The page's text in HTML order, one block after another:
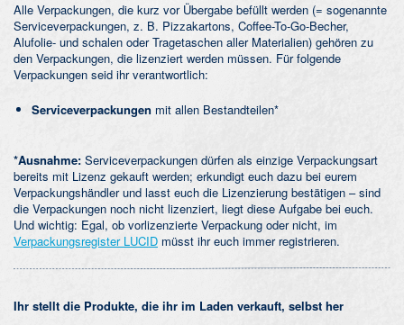
Alle Verpackungen, die kurz vor Übergabe befüllt werden (= sogenannte
Serviceverpackungen, z. B. Pizzakartons, Coffee-To-Go-Becher,
Alufolie- und schalen oder Tragetaschen aller Materialien) gehören zu
den Verpackungen, die lizenziert werden müssen. Für folgende
Verpackungen seid ihr verantwortlich:
Serviceverpackungen mit allen Bestandteilen*
*Ausnahme: Serviceverpackungen dürfen als einzige Verpackungsart
bereits mit Lizenz gekauft werden; erkundigt euch dazu bei eurem
Verpackungshändler und lasst euch die Lizenzierung bestätigen – sind
die Verpackungen noch nicht lizenziert, liegt diese Aufgabe bei euch.
Und wichtig: Egal, ob vorlizenzierte Verpackung oder nicht, im
Verpackungsregister LUCID müsst ihr euch immer registrieren.
Ihr stellt die Produkte, die ihr im Laden verkauft, selbst her